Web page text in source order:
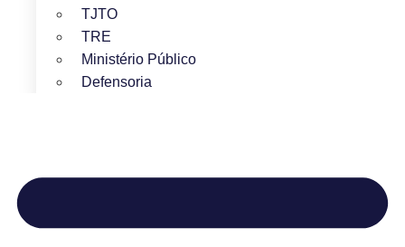
TJTO
TRE
Ministério Público
Defensoria